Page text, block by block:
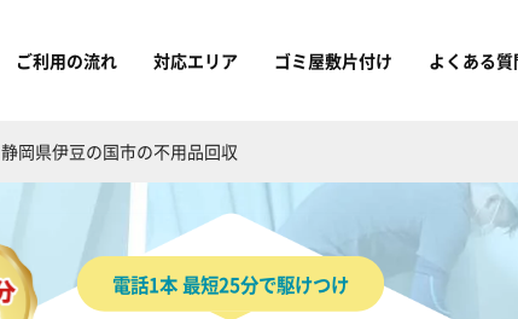
ご利用の流れ 対応エリア ゴミ屋敷片付け よくある質
静岡県伊豆の国市の不用品回収
電話1本 最短25分で駆けつけ